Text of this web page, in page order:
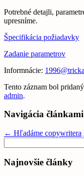
Potrebné detajli,
upresníme.
Špecifikácia požiadavky
Zadanie parametrov
Informnácie:
Tento záznam bol
admin.
Navigácia článkami
← Hľadáme copywritera
Najnovšie články